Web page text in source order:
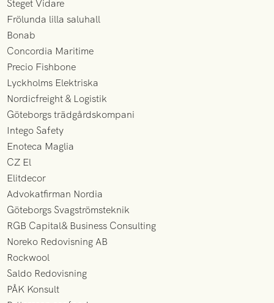
Steget Vidare
Frölunda lilla saluhall
Bonab
Concordia Maritime
Precio Fishbone
Lyckholms Elektriska
Nordicfreight & Logistik
Göteborgs trädgårdskompani
Intego Safety
Enoteca Maglia
CZ El
Elitdecor
Advokatfirman Nordia
Göteborgs Svagströmsteknik
RGB Capital& Business Consulting
Noreko Redovisning AB
Rockwool
Saldo Redovisning
PÅK Konsult